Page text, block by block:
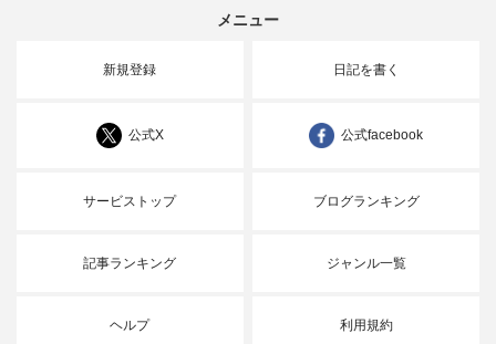
メニュー
新規登録 日記を書く
公式X 公式facebook
サービストップ ブログランキング
記事ランキング ジャンル一覧
ヘルプ 利用規約